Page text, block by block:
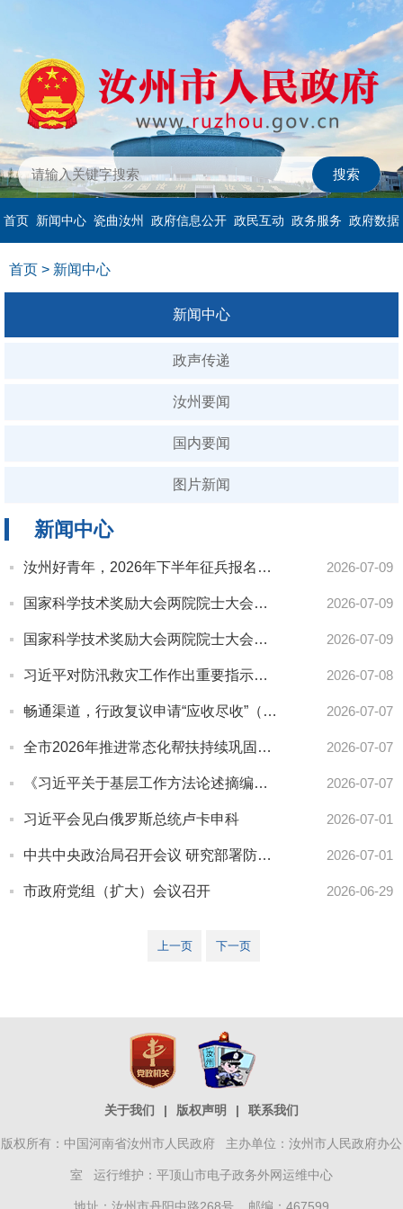
首页 新闻中心 瓷曲汝州 政府信息公开 政民互动 政务服务 政府数据
首页 > 新闻中心
新闻中心
政声传递
汝州要闻
国内要闻
图片新闻
新闻中心
汝州好青年，2026年下半年征兵报名已全面展开！ 2026-07-09
国家科学技术奖励大会两院院士大会中国科协第十一次全国代表大会召开 2026-07-09
国家科学技术奖励大会两院院士大会中国科协第十一次全国代表大会召开 2026-07-09
习近平对防汛救灾工作作出重要指示强调 要全力组织抢险救援、伤员救治、群众安置 扎实做好防灾救灾各项工作 确保人民群众生命财产安全 2026-07-08
畅通渠道，行政复议申请“应收尽收”（法治聚焦）——修订后的行政复议法实施条例本月起施行 2026-07-07
全市2026年推进常态化帮扶持续巩固拓展脱贫攻坚成果暨防汛备汛工作会议召开 2026-07-07
《习近平关于基层工作方法论述摘编》出版发行 2026-07-07
习近平会见白俄罗斯总统卢卡申科 2026-07-01
中共中央政治局召开会议 研究部署防汛抗旱工作 中共中央总书记习近平主持会议 2026-07-01
市政府党组（扩大）会议召开 2026-06-29
上一页 下一页
关于我们 | 版权声明 | 联系我们
版权所有：中国河南省汝州市人民政府 主办单位：汝州市人民政府办公
室 运行维护：平顶山市电子政务外网运维中心